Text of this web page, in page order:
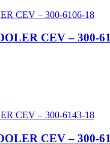
CEV – 300-
CEV – 300-